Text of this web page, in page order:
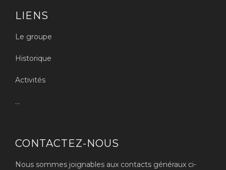
LIENS
Le groupe
Historique
Activités
...
CONTACTEZ-NOUS
Nous sommes joignables aux contacts généraux ci-